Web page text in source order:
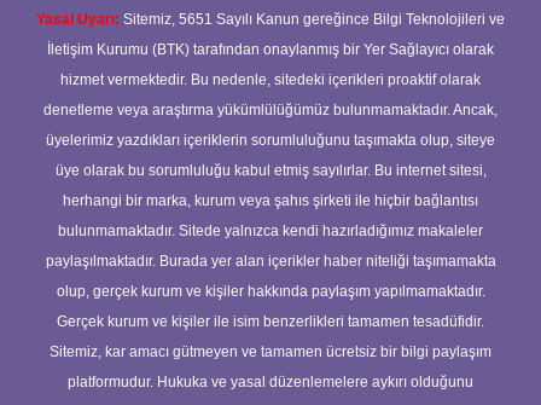
Yasal Uyarı: Sitemiz, 5651 Sayılı Kanun gereğince Bilgi Teknolojileri ve
İletişim Kurumu (BTK) tarafından onaylanmış bir Yer Sağlayıcı olarak
hizmet vermektedir. Bu nedenle, sitedeki içerikleri proaktif olarak
denetleme veya araştırma yükümlülüğümüz bulunmamaktadır. Ancak,
üyelerimiz yazdıkları içeriklerin sorumluluğunu taşımakta olup, siteye
üye olarak bu sorumluluğu kabul etmiş sayılırlar. Bu internet sitesi,
herhangi bir marka, kurum veya şahıs şirketi ile hiçbir bağlantısı
bulunmamaktadır. Sitede yalnızca kendi hazırladığımız makaleler
paylaşılmaktadır. Burada yer alan içerikler haber niteliği taşımamakta
olup, gerçek kurum ve kişiler hakkında paylaşım yapılmamaktadır.
Gerçek kurum ve kişiler ile isim benzerlikleri tamamen tesadüfidir.
Sitemiz, kar amacı gütmeyen ve tamamen ücretsiz bir bilgi paylaşım
platformudur. Hukuka ve yasal düzenlemelere aykırı olduğunu